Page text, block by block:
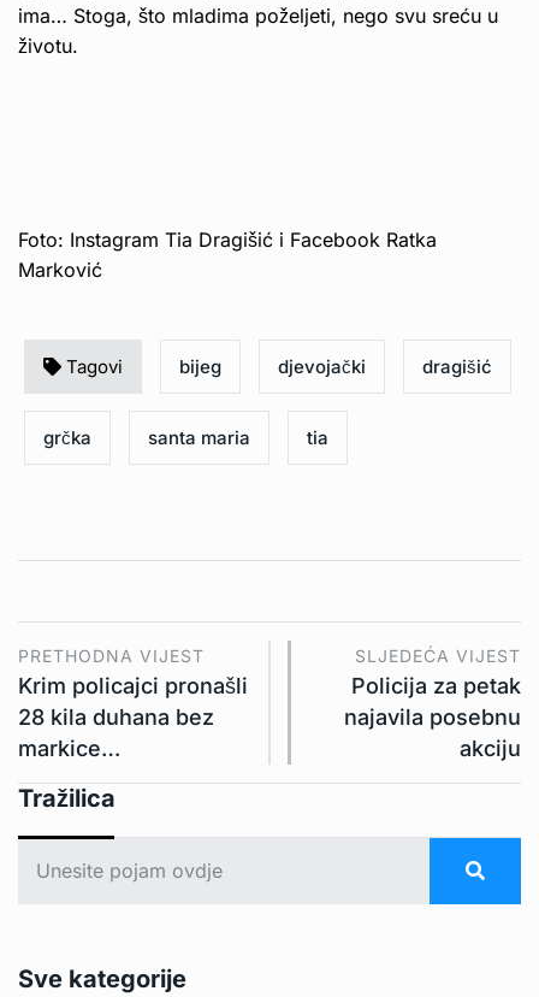
ima… Stoga, što mladima poželjeti, nego svu sreću u
životu.
Foto: Instagram Tia Dragišić i Facebook Ratka
Marković
Tagovi bijeg djevojački dragišić
grčka santa maria tia
PRETHODNA VIJEST
Krim policajci pronašli
28 kila duhana bez
markice…
SLJEDEĆA VIJEST
Policija za petak
najavila posebnu
akciju
Tražilica
Sve kategorije